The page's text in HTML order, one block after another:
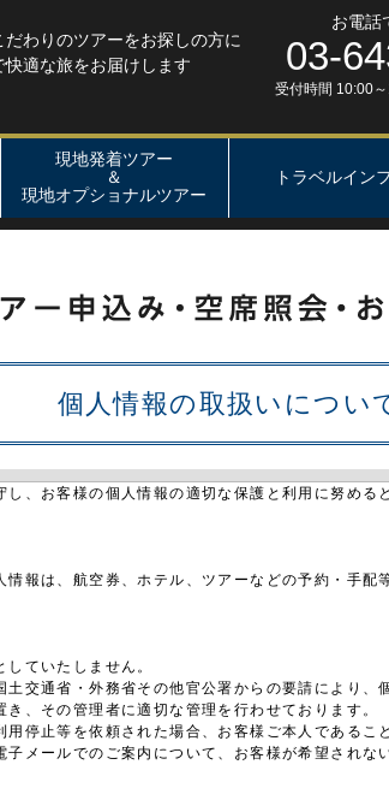
だわりのツアーをお探しの方に
快適な旅をお届けします
お電話
03-
受付時間 10:00
現地発着ツアー
＆
現地オプショナルツアー
トラベルイン
個人情報の取扱いについ
、お客様の個人情報の適切な保護と利用に努め
報は、航空券、ホテル、ツアーなどの予約・手
ていたしません。
交通省・外務省その他官公署からの要請により、
、その管理者に適切な管理を行わせております。
停止等を依頼された場合、お客様ご本人である
メールでのご案内について、お客様が希望されな